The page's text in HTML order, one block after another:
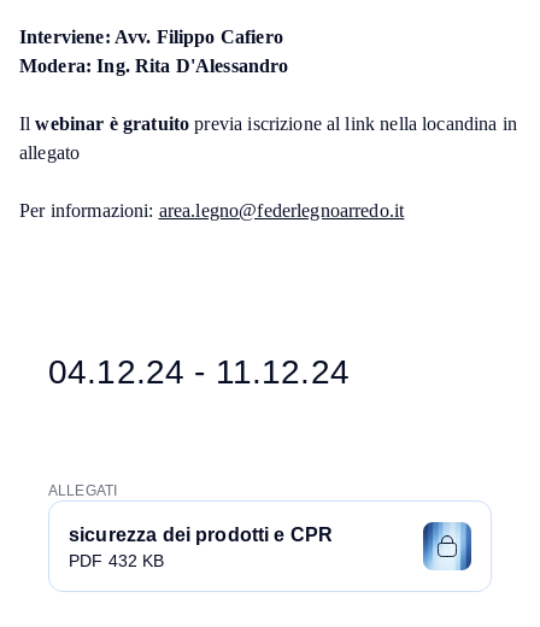
Interviene: Avv. Filippo Cafiero
Modera: Ing. Rita D'Alessandro
Ilwebinar è gratuito previa iscrizione al link nella locandina in
allegato
Per informazioni: area.legno@federlegnoarredo.it
04.12.24 - 11.12.24
ALLEGATI
sicurezza dei prodotti e CPR
PDF 432 KB